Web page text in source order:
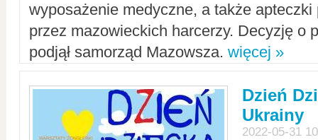
wyposażenie medyczne, a także apteczki
przez mazowieckich harcerzy. Decyzję o
podjął samorząd Mazowsza. więcej »
Dzień
Ukrainy
2022-05-31